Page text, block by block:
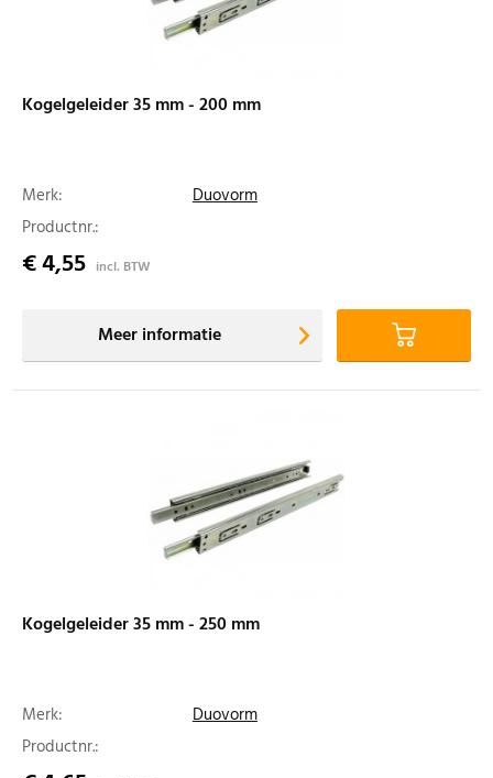
Kogelgeleider 35 mm - 200 mm
Merk:
Duovorm
Productnr.:
€ 4,55 incl. BTW
Meer informatie
Kogelgeleider 35 mm - 250 mm
Merk:
Duovorm
Productnr.: